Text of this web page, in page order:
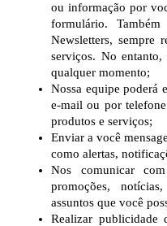
ou informação por
formulário.
Newsletters, sempre
serviços. No
qualquer momento;
Nossa equipe poderá
e-mail ou por
produtos e serviços;
Enviar a você
como alertas,
Nos comunicar
promoções,
assuntos que você
Realizar publicidade